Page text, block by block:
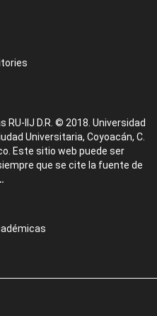
IIJ D.R. © 2018. Universidad
Universitaria, Coyoacán, C.
Este sitio web puede ser
que se cite la fuente de